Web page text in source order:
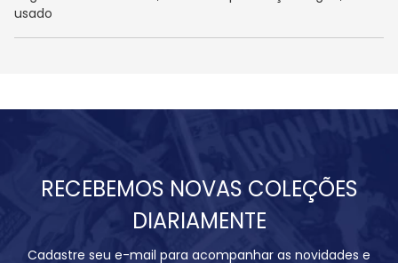
usado
RECEBEMOS NOVAS COLEÇÕES
DIARIAMENTE
Cadastre seu e-mail para acompanhar as novidades e